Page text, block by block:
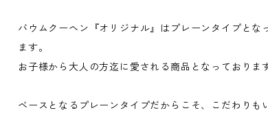
バウムクーヘン『オリジナル』はプレーンタイプとな
ます。
お子様から大人の方迄に愛される商品となっておりま
ベースとなるプレーンタイプだからこそ、こだわりも